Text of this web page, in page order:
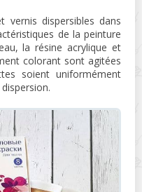
vernis dispersibles dans
de la peinture
la résine acrylique et
colorant sont agitées
soient uniformément